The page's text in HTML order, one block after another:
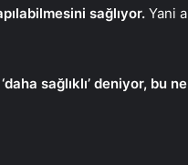
sağlıyor. Yani
sağlıklı’ deniyor, bu